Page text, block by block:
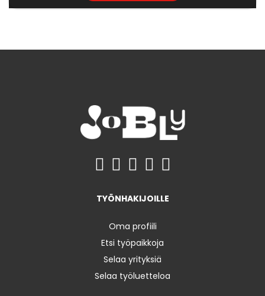
TYÖNHAKIJOILLE
Oma profiili
Etsi työpaikkoja
Selaa yrityksiä
Selaa työluetteloa